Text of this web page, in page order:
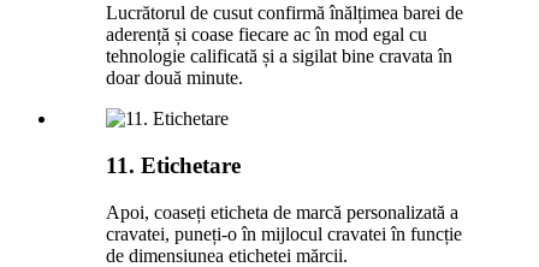
Lucrătorul de cusut confirmă înălțimea barei de
aderență și coase fiecare ac în mod egal cu
tehnologie calificată și a sigilat bine cravata în
doar două minute.
11. Etichetare
Apoi, coaseți eticheta de marcă personalizată a
cravatei, puneți-o în mijlocul cravatei în funcție
de dimensiunea etichetei mărcii.